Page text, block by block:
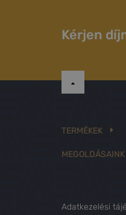
Kérjen
TERMÉKEK
MEGOLDÁSAINK
Adatkezelési